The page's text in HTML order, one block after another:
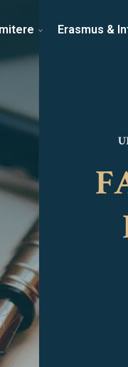
Știri Echipa
Erasmus &